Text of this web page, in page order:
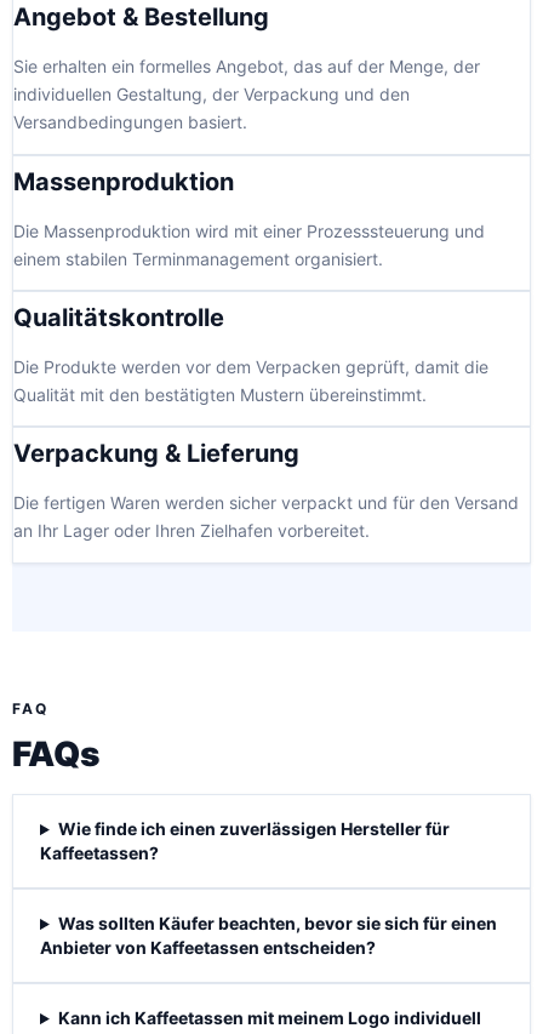
Angebot & Bestellung
Sie erhalten ein formelles Angebot, das auf der Menge, der
individuellen Gestaltung, der Verpackung und den
Versandbedingungen basiert.
Massenproduktion
Die Massenproduktion wird mit einer Prozesssteuerung und
einem stabilen Terminmanagement organisiert.
Qualitätskontrolle
Die Produkte werden vor dem Verpacken geprüft, damit die
Qualität mit den bestätigten Mustern übereinstimmt.
Verpackung & Lieferung
Die fertigen Waren werden sicher verpackt und für den Versand
an Ihr Lager oder Ihren Zielhafen vorbereitet.
FAQ
FAQs
Wie finde ich einen zuverlässigen Hersteller für
Kaffeetassen?
Was sollten Käufer beachten, bevor sie sich für einen
Anbieter von Kaffeetassen entscheiden?
Kann ich Kaffeetassen mit meinem Logo individuell